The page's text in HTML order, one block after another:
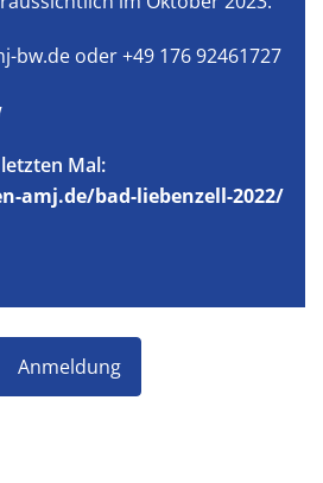
bw.de oder +49 176 92461727
Mal:
amj.de/bad-liebenzell-2022/
Anmeldung